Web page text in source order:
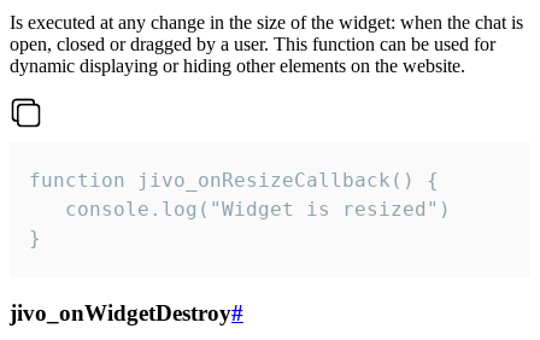
Is executed at any change in the size of the widget: when the chat is
open, closed or dragged by a user. This function can be used for
dynamic displaying or hiding other elements on the website.
function jivo_onResizeCallback() {
   console.log("Widget is resized")
}
jivo_onWidgetDestroy#